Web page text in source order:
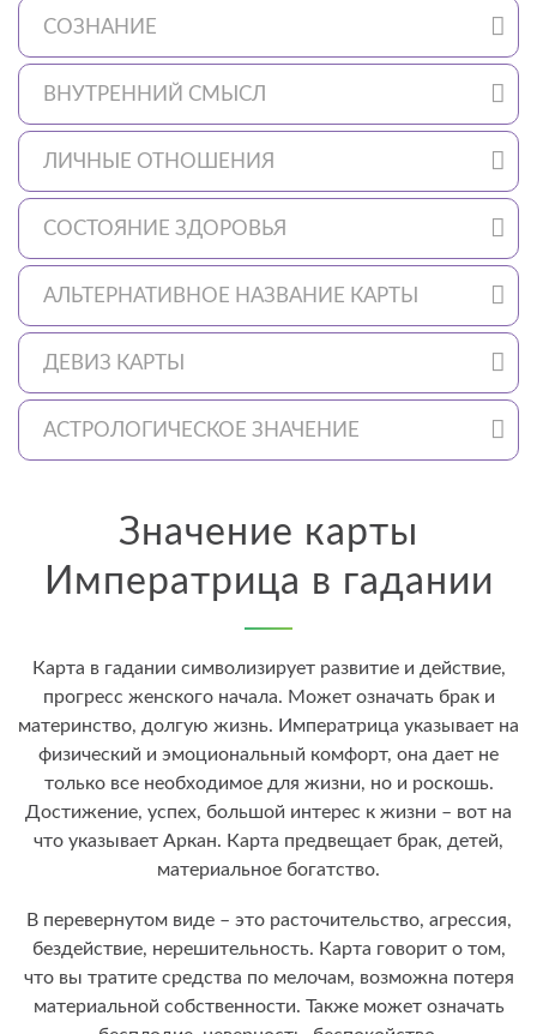
СОЗНАНИЕ
ВНУТРЕННИЙ СМЫСЛ
ЛИЧНЫЕ ОТНОШЕНИЯ
СОСТОЯНИЕ ЗДОРОВЬЯ
АЛЬТЕРНАТИВНОЕ НАЗВАНИЕ КАРТЫ
ДЕВИЗ КАРТЫ
АСТРОЛОГИЧЕСКОЕ ЗНАЧЕНИЕ
Значение карты
Императрица в гадании
Карта в гадании символизирует развитие и действие,
прогресс женского начала. Может означать брак и
материнство, долгую жизнь. Императрица указывает на
физический и эмоциональный комфорт, она дает не
только все необходимое для жизни, но и роскошь.
Достижение, успех, большой интерес к жизни – вот на
что указывает Аркан. Карта предвещает брак, детей,
материальное богатство.
В перевернутом виде – это расточительство, агрессия,
бездействие, нерешительность. Карта говорит о том,
что вы тратите средства по мелочам, возможна потеря
материальной собственности. Также может означать